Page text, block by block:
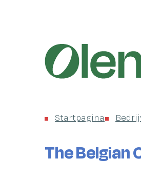
Startpagina
Gemeente
Olen
Startpagina
The Belgian